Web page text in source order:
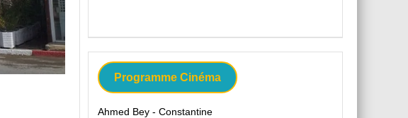
Programme Cinéma
Ahmed Bey - Constantine